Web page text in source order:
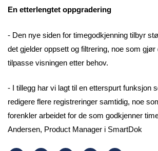
En etterlengtet oppgradering
- Den nye siden for timegodkjenning tilbyr
det gjelder oppsett og filtrering, noe som gjør
tilpasse visningen etter behov.
- I tillegg har vi lagt til en etterspurt funksjon
redigere flere registreringer samtidig, noe
forenkler arbeidet for de som godkjenner
Andersen, Product Manager i SmartDok